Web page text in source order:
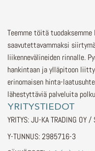
Teemme töitä
saavutettavammaksi
liikennevälineiden rinnalle.
hankintaan ja ylläpitoon
erinomaisen hinta-
lähestyttäviä palveluita
YRITYSTIEDOT
YRITYS: JU-KA TRADING OY /
Y-TUNNUS: 2985716-3